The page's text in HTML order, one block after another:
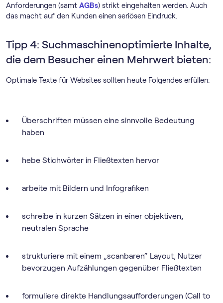
Anforderungen (samt AGBs) strikt eingehalten werden. Auch
das macht auf den Kunden einen seriösen Eindruck.
Tipp 4: Suchmaschinenoptimierte Inhalte,
die dem Besucher einen Mehrwert bieten:
Optimale Texte für Websites sollten heute Folgendes erfüllen:
Überschriften müssen eine sinnvolle Bedeutung
haben
hebe Stichwörter in Fließtexten hervor
arbeite mit Bildern und Infografiken
schreibe in kurzen Sätzen in einer objektiven,
neutralen Sprache
strukturiere mit einem „scanbaren“ Layout, Nutzer
bevorzugen Aufzählungen gegenüber Fließtexten
formuliere direkte Handlungsaufforderungen (Call to